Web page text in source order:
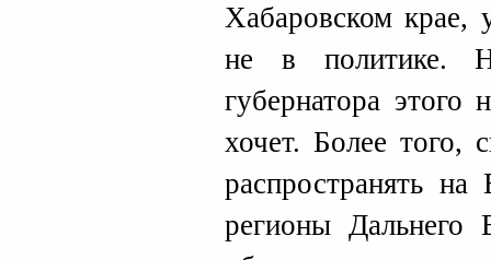
Хабаровском крае,
не в политике.
губернатора
хочет. Более того,
распространять
регионы Дальнего